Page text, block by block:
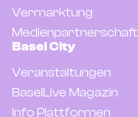
Vermarktung
Medienpartnerschaft
Basel City
Veranstaltungen
BaselLive Magazin
Info Plattformen